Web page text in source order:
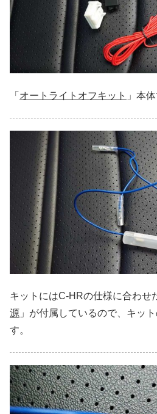
「 オートライトオフキット 」本
キットにはC-HRの仕様に合わせ
源 」が付属しているので、キッ
す。